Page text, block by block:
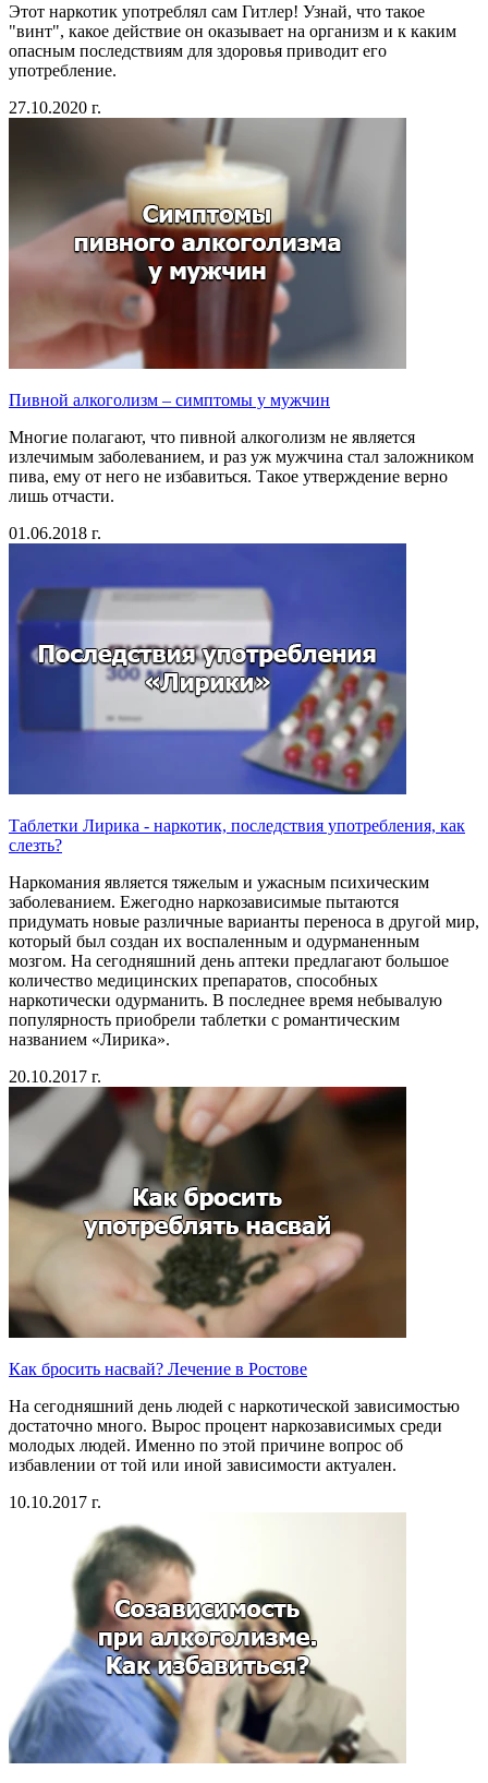
Этот наркотик употреблял сам Гитлер! Узнай, что такое
"винт", какое действие он оказывает на организм и к каким
опасным последствиям для здоровья приводит его
употребление.
27.10.2020 г.
Пивной алкоголизм – симптомы у мужчин
Многие полагают, что пивной алкоголизм не является
излечимым заболеванием, и раз уж мужчина стал заложником
пива, ему от него не избавиться. Такое утверждение верно
лишь отчасти.
01.06.2018 г.
Таблетки Лирика - наркотик, последствия употребления, как
слезть?
Наркомания является тяжелым и ужасным психическим
заболеванием. Ежегодно наркозависимые пытаются
придумать новые различные варианты переноса в другой мир,
который был создан их воспаленным и одурманенным
мозгом. На сегодняшний день аптеки предлагают большое
количество медицинских препаратов, способных
наркотически одурманить. В последнее время небывалую
популярность приобрели таблетки с романтическим
названием «Лирика».
20.10.2017 г.
Как бросить насвай? Лечение в Ростове
На сегодняшний день людей с наркотической зависимостью
достаточно много. Вырос процент наркозависимых среди
молодых людей. Именно по этой причине вопрос об
избавлении от той или иной зависимости актуален.
10.10.2017 г.